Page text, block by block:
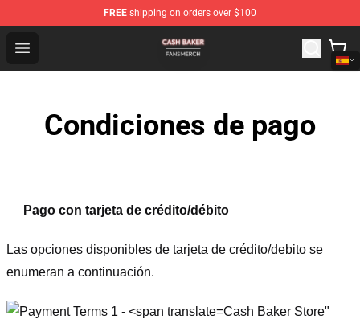
FREE shipping on orders over $100
Open menu
Cash Baker Shop - Official Cash Baker Merchandise
Condiciones de pago
Pago con tarjeta de crédito/débito
Las opciones disponibles de tarjeta de crédito/debito se
enumeran a continuación.
Cash Baker Store"